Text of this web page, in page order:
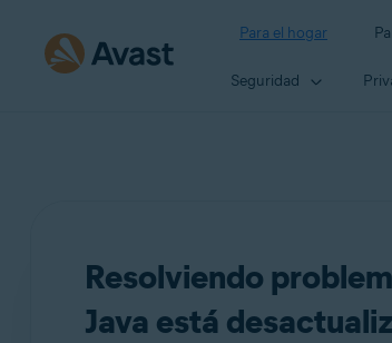
Para el hogar
Seguridad
Resolviendo
Java está